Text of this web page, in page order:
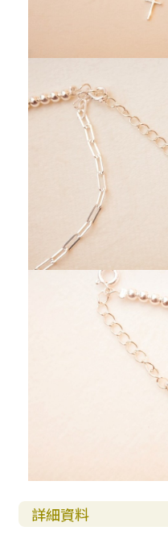
長度：16公分+延長鍊4公分
詳細資料